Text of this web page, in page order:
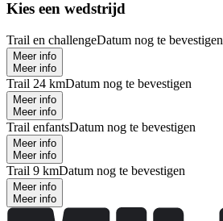
Kies een wedstrijd
Trail en challengeDatum nog te bevestigen
Meer info
Meer info
Trail 24 kmDatum nog te bevestigen
Meer info
Meer info
Trail enfantsDatum nog te bevestigen
Meer info
Meer info
Trail 9 kmDatum nog te bevestigen
Meer info
Meer info